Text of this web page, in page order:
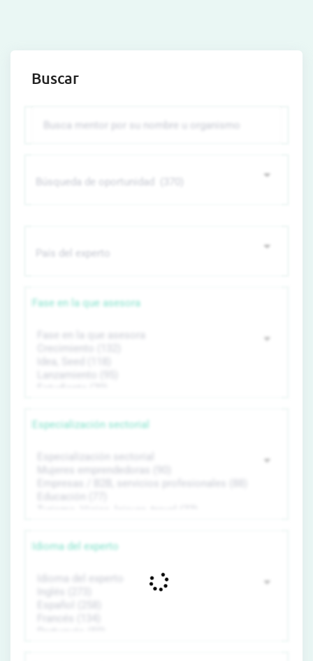
Buscar
Fase en la que asesora
Especialización sectorial
Idioma del experto